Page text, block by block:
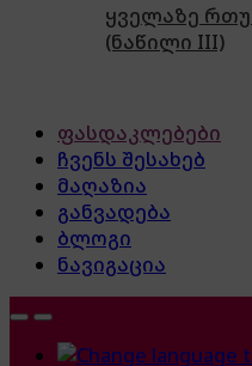
ყველაზე
(ნაწილი III)
ფასდაკლებები
ჩვენს შესახებ
მაღაზია
განვადება
ბლოგი
ნავიგაცია